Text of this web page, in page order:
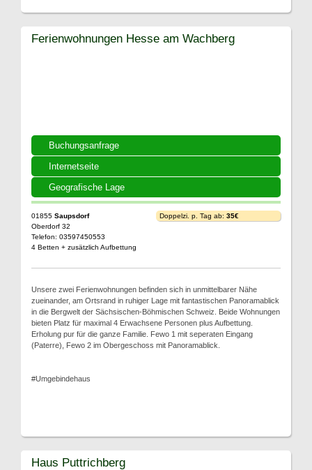
Buchungsanfrage
Internetseite
Geografische Lage
Ferienwohnungen Hesse am Wachberg
01855 Saupsdorf
Oberdorf 32
Telefon: 03597450553
4 Betten + zusätzlich Aufbettung
Doppelzi. p. Tag ab: 35€
Unsere zwei Ferienwohnungen befinden sich in unmittelbarer Nähe
zueinander, am Ortsrand in ruhiger Lage mit fantastischen Panoramablick
in die Bergwelt der Sächsischen-Böhmischen Schweiz. Beide Wohnungen
bieten Platz für maximal 4 Erwachsene Personen plus Aufbettung.
Erholung pur für die ganze Familie. Fewo 1 mit seperaten Eingang
(Paterre), Fewo 2 im Obergeschoss mit Panoramablick.
#Umgebindehaus
Haus Puttrichberg